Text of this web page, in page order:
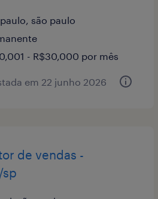
são paulo
- R$30,000 por mês
em 22 junho 2026
de vendas -